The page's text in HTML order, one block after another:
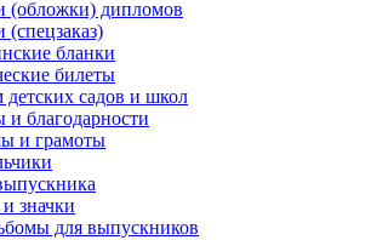
(обложки) дипломов
(спецзаказ)
бланки
билеты
садов и школ
и благодарности
и грамоты
значки
для выпускников